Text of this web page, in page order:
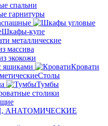
спальни
гарнитуры
Шкафы-купе
металлические
массива
экокожи
ящиками
Кровати
Столы
Тумбы
столики
АНАТОМИЧЕСКИЕ